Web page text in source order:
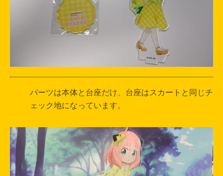
パーツは本体と台座だけ、台座はスカートと同じチ
ェック地になっています。